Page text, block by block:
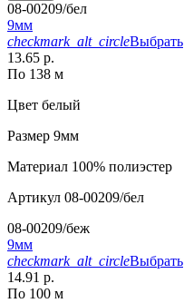
08-00209/бел
9мм
checkmark_alt_circleВыбрать
13.65 р.
По 138 м
Цвет белый
Размер 9мм
Материал 100% полиэстер
Артикул 08-00209/бел
08-00209/беж
9мм
checkmark_alt_circleВыбрать
14.91 р.
По 100 м